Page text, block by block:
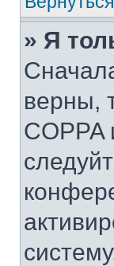
» Я
верны,
COPPA